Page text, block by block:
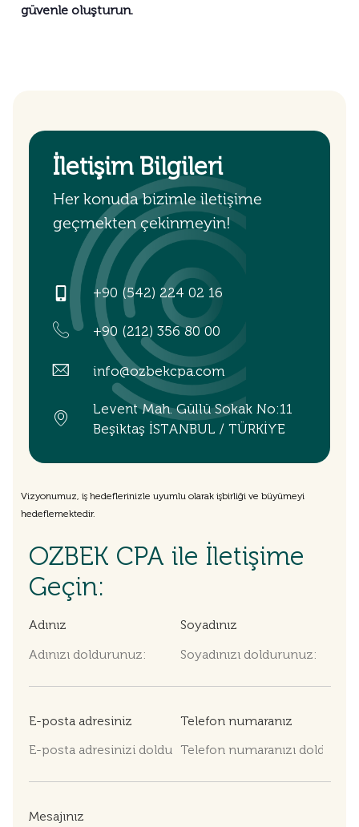
güvenle oluşturun.
İletişim Bilgileri
Her konuda bizimle iletişime
geçmekten çekinmeyin!
+90 (542) 224 02 16
+90 (212) 356 80 00
info@ozbekcpa.com
Levent Mah. Güllü Sokak No:11
Beşiktaş İSTANBUL / TÜRKİYE
Vizyonumuz, iş hedeflerinizle uyumlu olarak işbirliği ve büyümeyi
hedeflemektedir.
OZBEK CPA ile İletişime
Geçin:
Adınız Soyadınız
E-posta adresiniz Telefon numaranız
Mesajınız